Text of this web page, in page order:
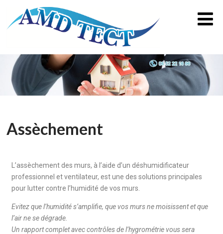
Assèchement
L’assèchement des murs, à l’aide d’un déshumidificateur
professionnel et ventilateur, est une des solutions principales
pour lutter contre l’humidité de vos murs.
Evitez que l’humidité s’amplifie, que vos murs ne moisissent et que
l’air ne se dégrade.
Un rapport complet avec contrôles de l’hygrométrie vous sera